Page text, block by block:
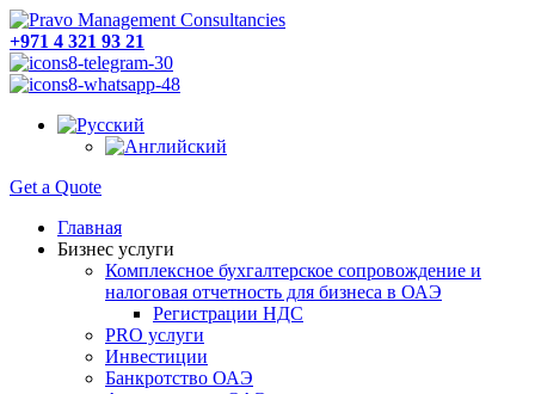
+971 4 321 93 21
Get a Quote
Главная
Бизнес услуги
Комплексное бухгалтерское сопровождение и
налоговая отчетность для бизнеса в ОАЭ
Регистрации НДС
PRO услуги
Инвестиции
Банкротство ОАЭ